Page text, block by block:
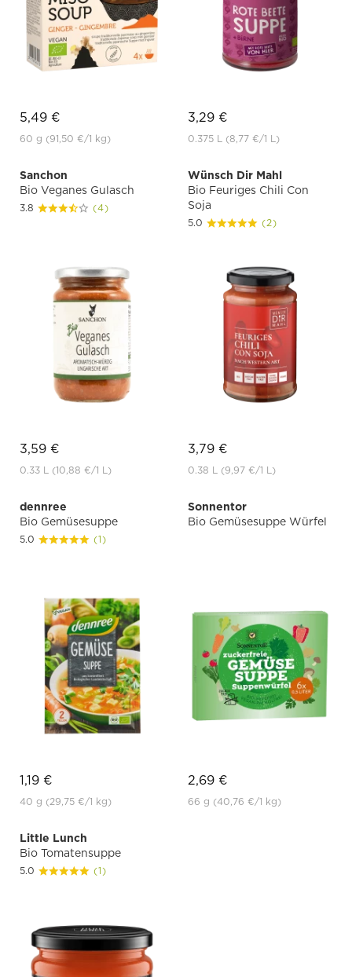
5,49 €
60 g (91,50 €/1 kg)
3,29 €
0.375 L (8,77 €/1 L)
Sanchon
Bio Veganes Gulasch
3.8 (4)
3,59 €
0.33 L (10,88 €/1 L)
Wünsch Dir Mahl
Bio Feuriges Chili Con
Soja
5.0 (2)
3,79 €
0.38 L (9,97 €/1 L)
dennree
Bio Gemüsesuppe
5.0 (1)
1,19 €
40 g (29,75 €/1 kg)
Sonnentor
Bio Gemüsesuppe Würfel
2,69 €
66 g (40,76 €/1 kg)
Little Lunch
Bio Tomatensuppe
5.0 (1)